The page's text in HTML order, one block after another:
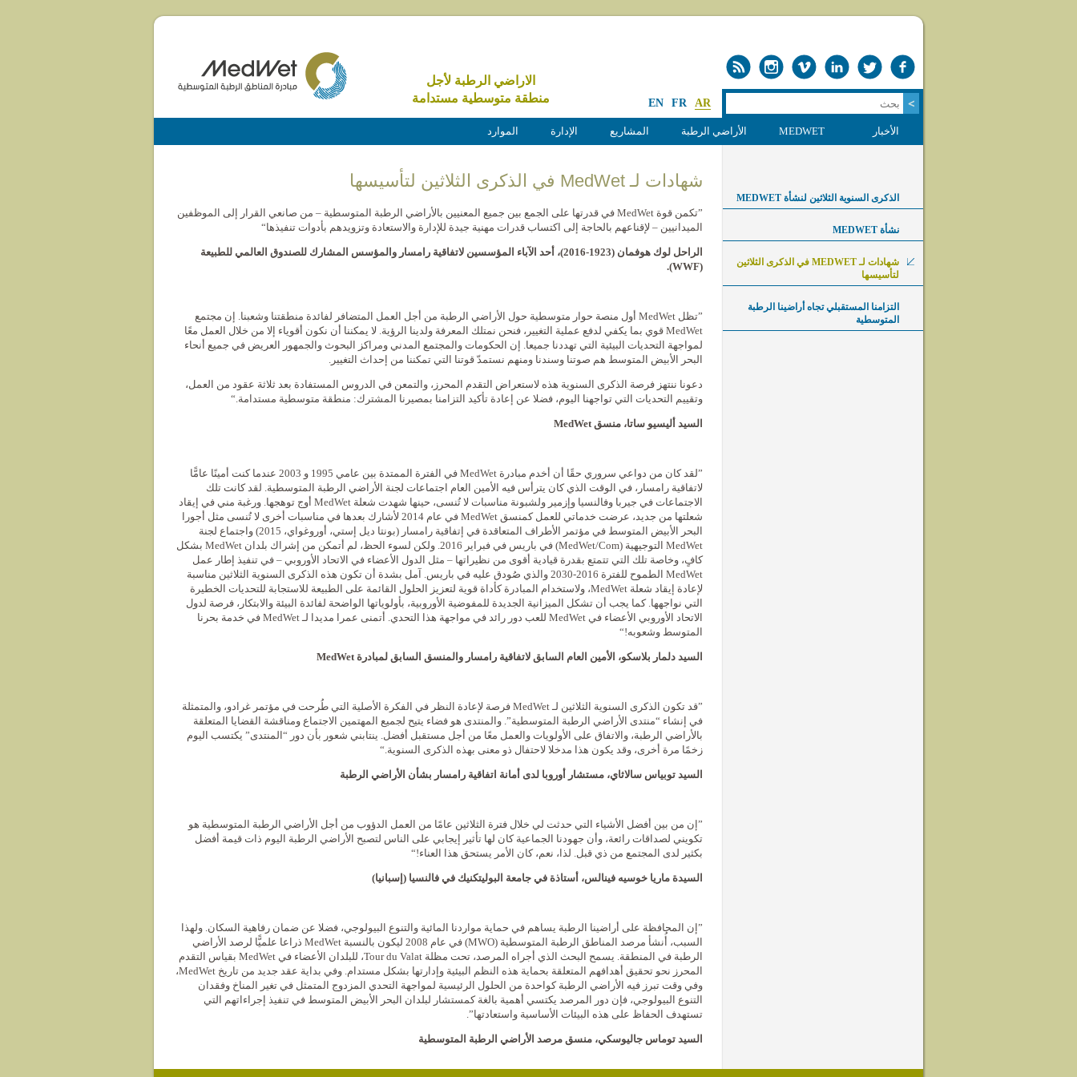
الاراضي الرطبة لأجل
منطقة متوسطية مستدامة
EN FR AR
الأخبار MEDWET الأراضي الرطبة المشاريع الإدارة الموارد
شهادات لـ MedWet في الذكرى الثلاثين لتأسيسها
”تكمن قوة MedWet في قدرتها على الجمع بين جميع المعنيين بالأراضي الرطبة المتوسطية – من صانعي القرار إلى الموظفين
الميدانيين – لإقناعهم بالحاجة إلى اكتساب قدرات مهنية جيدة للإدارة والاستعادة وتزويدهم بأدوات تنفيذها“
الراحل لوك هوفمان (1923-2016)، أحد الآباء المؤسسين لاتفاقية رامسار والمؤسس المشارك للصندوق العالمي للطبيعة
(WWF).
”تظل MedWet أول منصة حوار متوسطية حول الأراضي الرطبة من أجل العمل المتضافر لفائدة منطقتنا وشعبنا. إن مجتمع
MedWet قوي بما يكفي لدفع عملية التغيير، فنحن نمتلك المعرفة ولدينا الرؤية
. لا يمكننا أن نكون أقوياء إلا من خلال العمل معًا
لمواجهة التحديات البيئية التي تهددنا جميعا. إن الحكومات والمجتمع المدني ومراكز البحوث والجمهور العريض في جميع أنحاء
البحر الأبيض المتوسط ​​هم صوتنا وسندنا ومنهم نستمدّ قوتنا التي تمكننا من إحداث التغيير.
دعونا ننتهز فرصة الذكرى السنوية هذه لاستعراض التقدم المحرز، والتمعن في الدروس المستفادة بعد ثلاثة عقود من العمل،
وتقييم التحديات التي تواجهنا اليوم، فضلا عن إعادة تأكيد التزامنا بمصيرنا المشترك: منطقة متوسطية مستدامة.“
السيد أليسيو ساتا، منسق MedWet
”لقد كان من دواعي سروري حقًا أن أخدم مبادرة MedWet في الفترة الممتدة بين عامي 1995 و 2003 عندما كنت أمينًا عامًّا
لاتفاقية رامسار، في الوقت الذي كان يترأس فيه الأمين العام اجتماعات لجنة الأراضي الرطبة المتوسطية. لقد كانت تلك
الاجتماعات في جيربا وفالنسيا وإزمير ولشبونة مناسبات لا تُنسى، حينها شهدت شعلة MedWet أوج توهجها. ورغبة مني في إيقاد
شعلتها من جديد، عرضت خدماتي للعمل كمنسق MedWet في عام 2014 لأشارك بعدها في مناسبات أخرى لا تُنسى مثل أجورا
البحر الأبيض المتوسط ​​في مؤتمر الأطراف المتعاقدة في إتفاقية رامسار (بونتا ديل إستي، أوروغواي، 2015) واجتماع لجنة
MedWet التوجيهية (MedWet/Com) في باريس في فبراير 2016. ولكن لسوء الحظ، لم أتمكن من إشراك بلدان MedWet بشكل
كافٍ، وخاصة تلك التي تتمتع بقدرة قيادية أقوى من نظيراتها – مثل الدول الأعضاء في الاتحاد الأوروبي – في تنفيذ إطار عمل
MedWet الطموح للفترة 2016-2030 والذي صُودق عليه في باريس. آمل بشدة أن تكون هذه الذكرى السنوية الثلاثين مناسبة
لإعادة إيقاد شعلة MedWet، ولاستخدام المبادرة كأداة قوية لتعزيز الحلول القائمة على الطبيعة للاستجابة للتحديات الخطيرة
التي نواجهها. كما يجب أن تشكل الميزانية الجديدة للمفوضية الأوروبية، بأولوياتها الواضحة لفائدة البيئة والابتكار، فرصة لدول
الاتحاد الأوروبي الأعضاء في MedWet للعب دور رائد في مواجهة هذا التحدي. أتمنى عمرا مديدا لـ MedWet في خدمة بحرنا
المتوسط وشعوبه!“
السيد دلمار بلاسكو، الأمين العام السابق لاتفاقية رامسار والمنسق السابق لمبادرة MedWet
”قد تكون الذكرى السنوية الثلاثين لـ MedWet فرصة لإعادة النظر في الفكرة الأصلية التي طُرحت في مؤتمر غرادو، والمتمثلة
في إنشاء “منتدى الأراضي الرطبة المتوسطية”. والمنتدى هو فضاء يتيح لجميع المهتمين الاجتماع ومناقشة القضايا المتعلقة
بالأراضي الرطبة، والاتفاق على الأولويات والعمل معًا من أجل مستقبل أفضل. ينتابني شعور بأن دور “المنتدى” يكتسب اليوم
زخمًا مرة أخرى، وقد يكون هذا مدخلا لاحتفال ذو معنى بهذه الذكرى السنوية.“
السيد توبياس سالاثاي، مستشار أوروبا لدى أمانة اتفاقية رامسار بشأن الأراضي الرطبة
”إن من بين أفضل الأشياء التي حدثت لي خلال فترة الثلاثين عامًا من العمل الدؤوب من أجل الأراضي الرطبة المتوسطية ​​هو
تكويني لصداقات رائعة، وأن جهودنا الجماعية كان لها تأثير إيجابي على الناس لتصبح الأراضي الرطبة اليوم ذات قيمة أفضل
بكثير لدى المجتمع من ذي قبل. لذا، نعم، كان الأمر يستحق هذا العناء!“
السيدة ماريا خوسيه فينالس، أستاذة في جامعة البوليتكنيك في فالنسيا (إسبانيا)
”إن المحافظة على أراضينا الرطبة يساهم في حماية مواردنا المائية والتنوع البيولوجي، فضلا عن ضمان رفاهية السكان. ولهذا
السبب، أُنشأ مرصد المناطق الرطبة المتوسطية (MWO) في عام 2008 ليكون بالنسبة MedWet ذراعا علميًّا لرصد الأراضي
الرطبة في المنطقة. يسمح البحث الذي أجراه المرصد، تحت مظلة Tour du Valat، للبلدان الأعضاء في MedWet بقياس التقدم
المحرز نحو تحقيق أهدافهم المتعلقة بحماية هذه النظم البيئية وإدارتها بشكل مستدام. وفي بداية عقد جديد من تاريخ MedWet،
وفي وقت تبرز فيه الأراضي الرطبة كواحدة من الحلول الرئيسية لمواجهة التحدي المزدوج المتمثل في تغير المناخ وفقدان
التنوع البيولوجي، فإن دور المرصد يكتسي أهمية بالغة كمستشار لبلدان البحر الأبيض المتوسط ​​في تنفيذ إجراءاتهم التي
تستهدف الحفاظ على هذه البيئات الأساسية واستعادتها”.
السيد توماس جاليوسكي، منسق مرصد الأراضي الرطبة المتوسطية
الذكرى السنوية الثلاثين لنشأة MEDWET
نشأة MEDWET
شهادات لـ MEDWET في الذكرى الثلاثين
لتأسيسها
التزامنا المستقبلي تجاه أراضينا الرطبة
المتوسطية